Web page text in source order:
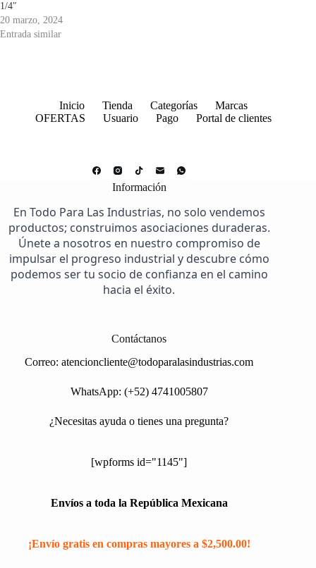
1/4″
20 marzo, 2024
Entrada similar
Inicio Tienda Categorías
Marcas
OFERTAS
Usuario Pago Portal de clientes
Información
En Todo Para Las Industrias, no solo vendemos
productos; construimos asociaciones duraderas.
Únete a nosotros en nuestro compromiso de
impulsar el progreso industrial y descubre cómo
podemos ser tu socio de confianza en el camino
hacia el éxito.
Contáctanos
Correo:atencioncliente@todoparalasindustrias.com
WhatsApp: (+52) 4741005807
¿Necesitas ayuda o tienes una pregunta?
[wpforms id="1145"]
Envíos a toda la República Mexicana
¡Envío gratis en compras mayores a $2,500.00!